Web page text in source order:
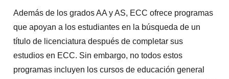
Además de los grados AA y AS, ECC ofrece programas
que apoyan a los estudiantes en la búsqueda de un
título de licenciatura después de completar sus
estudios en ECC. Sin embargo, no todos estos
programas incluyen los cursos de educación general